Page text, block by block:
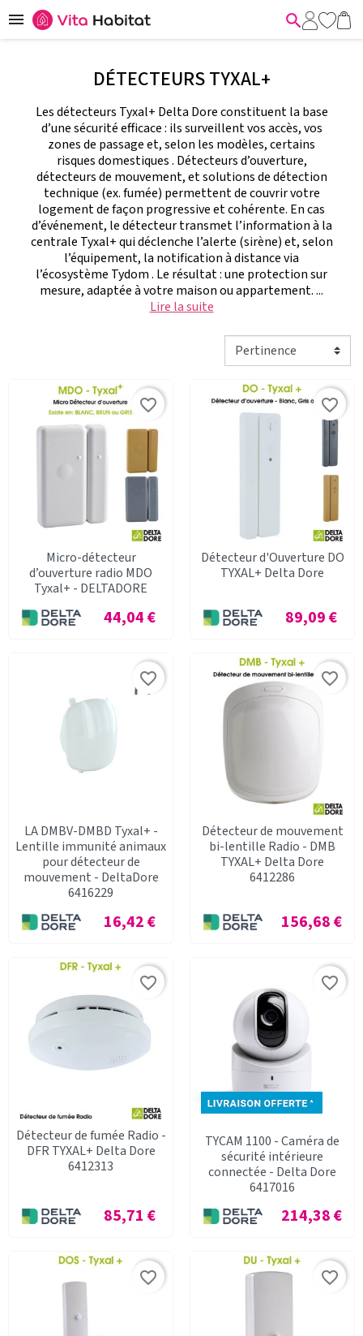
 
DÉTECTEURS TYXAL+
Les détecteurs Tyxal+ Delta Dore constituent la base
d’une sécurité efficace : ils surveillent vos accès, vos
zones de passage et, selon les modèles, certains
risques domestiques . Détecteurs d’ouverture,
détecteurs de mouvement, et solutions de détection
technique (ex. fumée) permettent de couvrir votre
logement de façon progressive et cohérente. En cas
d’événement, le détecteur transmet l’information à la
centrale Tyxal+ qui déclenche l’alerte (sirène) et, selon
l’équipement, la notification à distance via
l’écosystème Tydom . Le résultat : une protection sur
mesure, adaptée à votre maison ou appartement. ...
Lire la suite
Micro-détecteur
d’ouverture radio MDO
Tyxal+ - DELTADORE
Prix
44,04 €
favorite_border
Détecteur d'Ouverture DO
TYXAL+ Delta Dore
Prix
89,09 €
favorite_border
LA DMBV-DMBD Tyxal+ -
Lentille immunité animaux
pour détecteur de
mouvement - DeltaDore
6416229
Prix
16,42 €
favorite_border
Détecteur de mouvement
bi-lentille Radio - DMB
TYXAL+ Delta Dore
6412286
Prix
156,68 €
favorite_border
Détecteur de fumée Radio -
DFR TYXAL+ Delta Dore
6412313
Prix
85,71 €
favorite_border
TYCAM 1100 - Caméra de
sécurité intérieure
connectée - Delta Dore
6417016
Prix
214,38 €
favorite_border
favorite_border favorite_border